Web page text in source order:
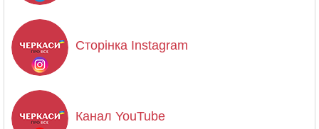
Сторінка Instagram
Канал YouTube